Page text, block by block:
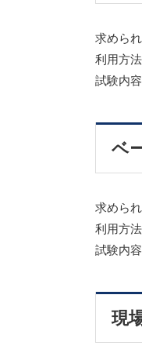
求めら
利用方
試験内
ベ
求めら
利用方
試験内
現